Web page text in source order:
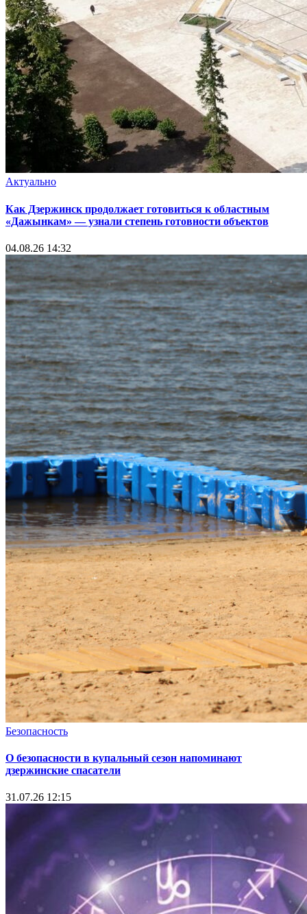
Актуально
Как Дзержинск продолжает готовиться к областным
«Дажынкам» — узнали степень готовности объектов
04.08.26 14:32
Безопасность
О безопасности в купальный сезон напоминают
дзержинские спасатели
31.07.26 12:15